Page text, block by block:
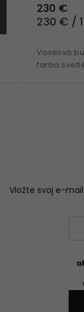
230 €
230 € /
Vosková
farba
Vložte svoj e-